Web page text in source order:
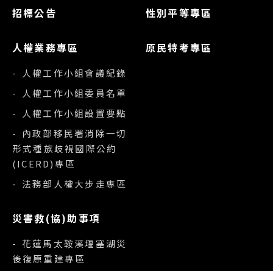
招標公告 性別平等專區
人權業務專區
- 人權工作小組會議紀錄
- 人權工作小組委員名單
- 人權工作小組設置要點
- 內政部移民署消除一切
形式種族歧視國際公約
(ICERD)專區
- 法務部人權大步走專區
原民特考專區
災害救(協)助事項
- 花蓮馬太鞍溪堰塞湖災
後復原重建專區